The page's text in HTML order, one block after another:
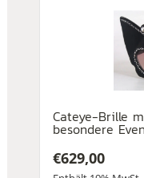
Cateye-Brille
besondere
€629,00